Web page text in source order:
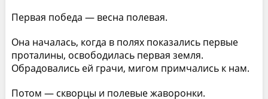
Первая победа — весна полевая.
Она началась, когда в полях показались первые
проталины, освободилась первая земля.
Обрадовались ей грачи, мигом примчались к нам.
Потом — скворцы и полевые жаворонки.